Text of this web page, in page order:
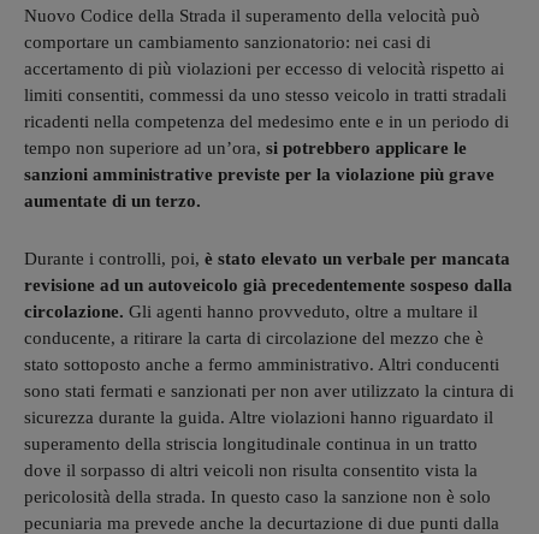
Nuovo Codice della Strada il superamento della velocità può
comportare un cambiamento sanzionatorio: nei casi di
accertamento di più violazioni per eccesso di velocità rispetto ai
limiti consentiti, commessi da uno stesso veicolo in tratti stradali
ricadenti nella competenza del medesimo ente e in un periodo di
tempo non superiore ad un’ora, si potrebbero applicare le
sanzioni amministrative previste per la violazione più grave
aumentate di un terzo.
Durante i controlli, poi, è stato elevato un verbale per mancata
revisione ad un autoveicolo già precedentemente sospeso dalla
circolazione. Gli agenti hanno provveduto, oltre a multare il
conducente, a ritirare la carta di circolazione del mezzo che è
stato sottoposto anche a fermo amministrativo. Altri conducenti
sono stati fermati e sanzionati per non aver utilizzato la cintura di
sicurezza durante la guida. Altre violazioni hanno riguardato il
superamento della striscia longitudinale continua in un tratto
dove il sorpasso di altri veicoli non risulta consentito vista la
pericolosità della strada. In questo caso la sanzione non è solo
pecuniaria ma prevede anche la decurtazione di due punti dalla